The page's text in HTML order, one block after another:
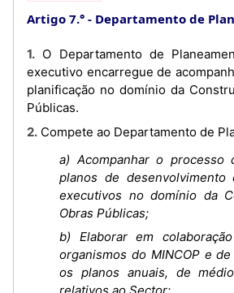
Artigo 7.° Departamento de
1. O Departamento de Planeamento é um serviço
executivo encarregue de
planificação no domínio da
Públicas.
2. Compete ao Departamento de
a) Acompanhar o processo
planos de desenvolvimento
executivos no domínio da
Obras Públicas;
b) Elaborar em
organismos do MINCOP e
os planos anuais, de